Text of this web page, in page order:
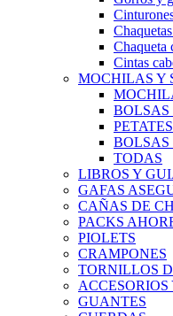
Chaqueta
Cintas
MOCHILAS Y
BOLSAS
PETATES
BOLSAS
TODAS
LIBROS Y
GAFAS
CAÑAS DE
PACKS
PIOLETS
CRAMPONES
TORNILLOS
GUANTES